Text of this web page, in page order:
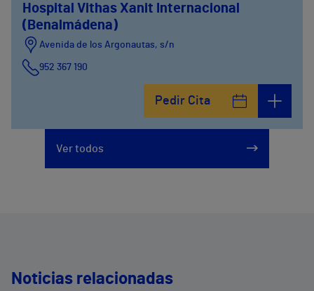
Hospital Vithas Xanit Internacional
(Benalmádena)
Avenida de los Argonautas, s/n
952 367 190
Pedir Cita
Ver todos
Noticias relacionadas